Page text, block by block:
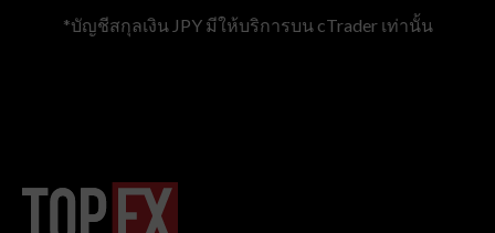
*บัญชีสกุลเงิน JPY มีให้บริการบน cTrader เท่านั้น